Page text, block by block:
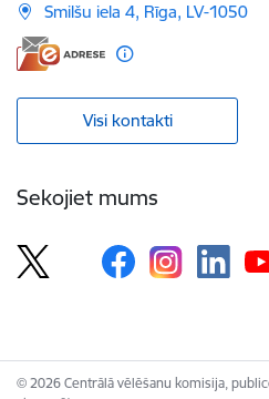
Smilšu iela 4, Rīga, LV-1050
Visi kontakti
Sekojiet mums
© 2026 Centrālā vēlēšanu komisija,